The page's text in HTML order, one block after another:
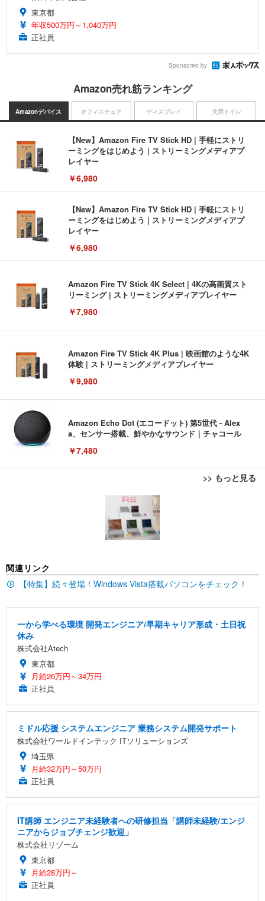
東京都
年収500万円～1,040万円
正社員
Sponsored by
Amazon売れ筋ランキング
Amazonデバイス
【New】Amazon Fire TV Stick HD | 手軽にストリ
ーミングをはじめよう | ストリーミングメディアプ
レイヤー
￥6,980
【New】Amazon Fire TV Stick HD | 手軽にストリ
ーミングをはじめよう | ストリーミングメディアプ
レイヤー
￥6,980
Amazon Fire TV Stick 4K Select | 4Kの高画質スト
リーミング | ストリーミングメディアプレイヤー
￥7,980
Amazon Fire TV Stick 4K Plus | 映画館のような4K
体験 | ストリーミングメディアプレイヤー
￥9,980
Amazon Echo Dot (エコードット) 第5世代 - Alex
a、センサー搭載、鮮やかなサウンド｜チャコール
￥7,480
>> もっと見る
オフィスチェア
[EdoErgo] オフィスチェア 椅子 テレワーク 疲れな
い 跳ね上げ式アームレスト コンパクト 約105度ロッ
キング pc 事務椅子 360度回転 座面昇降 強化ナイロ
ン樹脂ベース 通気性メッシュ 在宅ワーク H-WY01
(黒網+黒枠+黒足)
SIHOO B100 オフィスチェア／デスクチェア メッシ
ュチェア 人間工学 疲れない ブラック
レスト 3Dヘッドレスト ハンガー付き 高反発クッシ
ョン PCチェア 通気性メッシュ ゲーミング/勉強/事
￥7,680
Sezlife オフィスチェア デスクチェア 疲れない テレ
能 人間工学 椅子 腰サポート 90度跳ね上げ式アーム
レスト 3Dヘッドレスト ハンガー付き 高反発クッシ
￥7,680
ス圧無段階昇降 360度回転 キャスター付き コンパク
勤務 ブラック
￥4,139
ディスプレイ
EIZO ビジネス向けプレミアムモニター | FlexScan
EV3240X-WT | 31.5型4K UHD・USB Type-C・ホワ
￥105,595
EV2740X-WT | 27.0型4K UHD・USB Type-C・ホワ
イト
￥109,572
￥49,979
【整備済み品】Dell E2724HS 27インチ 液晶モニタ
ort/VGA スピーカー内蔵 高さ調整 スイベル VESA対
応 ComfortView ビジネス向け
￥15,800
グモニター QD 24.5インチ 1ms FHD 量子ドット 残
￥34,980
犬用トイレ
Amazonベーシック ペットシーツ 薄型 レギュラー 1
回使い捨て 無香料 ホワイト 300枚
Amazonベーシック ペットシーツ 厚型 ワイド 42枚
x2袋(84枚) ホワイト(吸収面:ライトブルー)
￥1,800
Smart Basic(スマートベーシック) 【Amazon.co.jp
超厚型 お徳用 ワイド 100枚入 (x 1) (ケース販売)
￥3,670
ュラー 200枚入【Amazon.co.jp限定】
関連リンク
【特集】続々登場！Windows Vista搭載パソコンをチェック！
一から学べる環境 開発エンジニア/早期キャリア形成・土日祝
休み
株式会社Atech
東京都
月給26万円～34万円
正社員
ミドル応援 システムエンジニア 業務システム開発サポート
株式会社ワールドインテック ITソリューションズ
埼玉県
月給32万円～50万円
正社員
IT講師 エンジニア未経験者への研修担当「講師未経験/エンジ
ニアからジョブチェンジ歓迎」
株式会社リゾーム
東京都
月給28万円～
正社員